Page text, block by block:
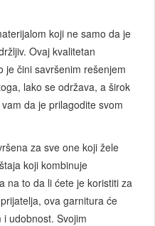
koji ne samo da je
Ovaj kvalitetan
je čini savršenim rešenjem
lako se održava, a širok
da je prilagodite svom
za sve one koji žele
koji kombinuje
na to da li ćete je koristiti za
ova garnitura će
udobnost. Svojim